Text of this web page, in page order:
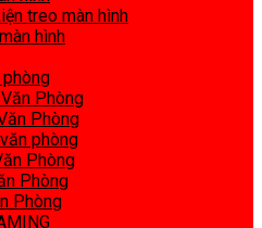
treo màn hình
hình
Phòng
Phòng
phòng
Phòng
Phòng
Phòng